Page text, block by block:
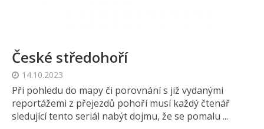
České středohoří
14.10.2023
Při pohledu do mapy či porovnání s již vydanými
reportážemi z přejezdů pohoří musí každý čtenář
sledující tento seriál nabýt dojmu, že se pomalu ...